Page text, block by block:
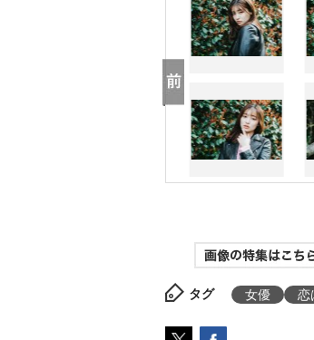
タグ 女優 恋